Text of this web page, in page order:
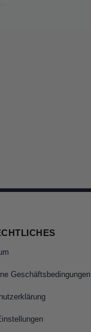
Geschäftsbedingungen